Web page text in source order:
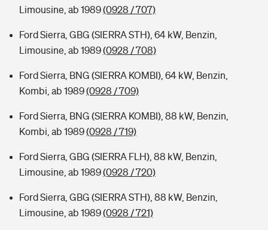
Limousine, ab 1989(0928 / 707)
Ford Sierra, GBG (SIERRA STH), 64 kW, Benzin,
Limousine, ab 1989(0928 / 708)
Ford Sierra, BNG (SIERRA KOMBI), 64 kW, Benzin,
Kombi, ab 1989(0928 / 709)
Ford Sierra, BNG (SIERRA KOMBI), 88 kW, Benzin,
Kombi, ab 1989(0928 / 719)
Ford Sierra, GBG (SIERRA FLH), 88 kW, Benzin,
Limousine, ab 1989(0928 / 720)
Ford Sierra, GBG (SIERRA STH), 88 kW, Benzin,
Limousine, ab 1989(0928 / 721)